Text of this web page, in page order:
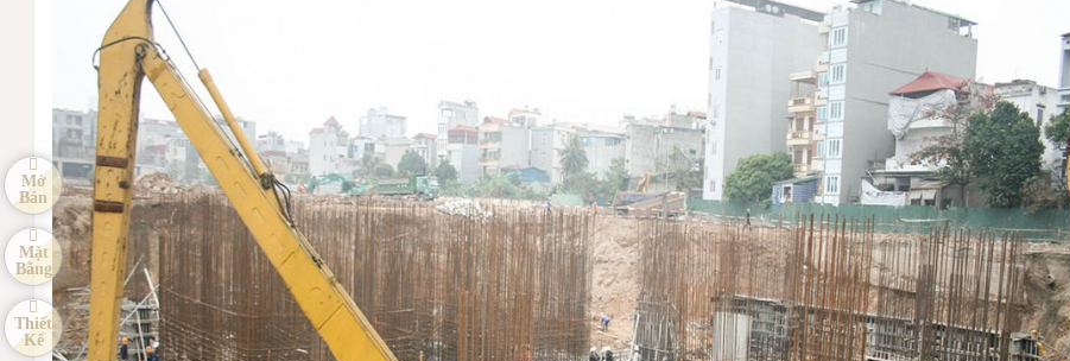
Mở
Bán
Mặt
Bằng
Thiết
Kế